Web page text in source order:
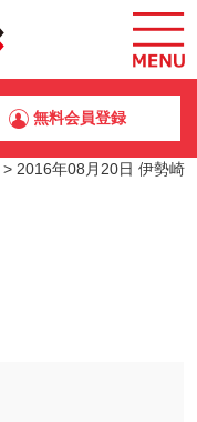
無料会員登録
> 2016年08月20日 伊勢崎